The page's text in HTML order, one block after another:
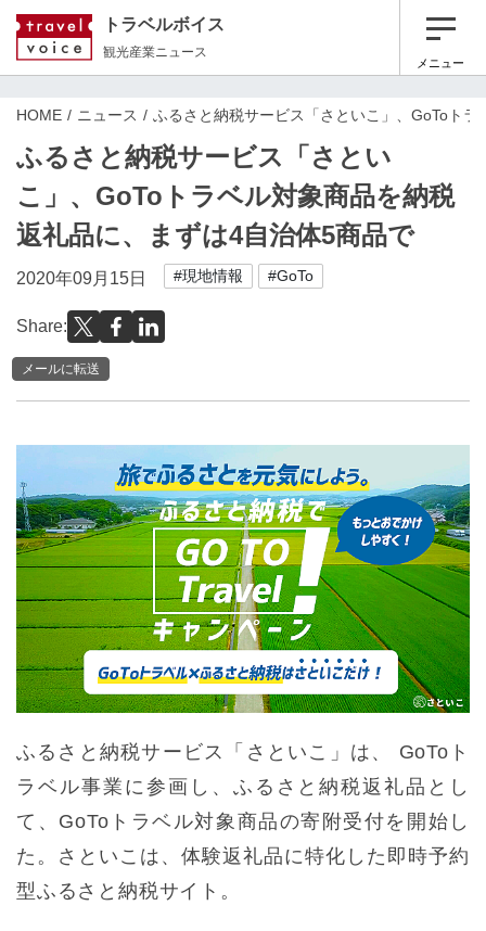
トラベルボイス
観光産業ニュース
メニュー
HOME ニュース ふるさと納税サービス「さといこ」、GoToト
ふるさと納税サービス「さとい
こ」、GoToトラベル対象商品を納税
返礼品に、まずは4自治体5商品で
2020年09月15日 #現地情報 #GoTo
Share:
メールに転送
ふるさと納税サービス「さといこ」は、 GoToト
ラベル事業に参画し、ふるさと納税返礼品とし
て、GoToトラベル対象商品の寄附受付を開始し
た。さといこは、体験返礼品に特化した即時予約
型ふるさと納税サイト。